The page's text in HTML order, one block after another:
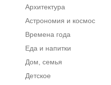
Архитектура
Астрономия и космос
Времена года
Еда и напитки
Дом, семья
Детское